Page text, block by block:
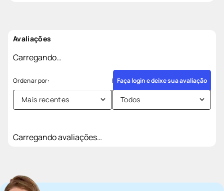
Avaliações
Carregando…
Faça login e deixe sua avaliação
Mais recentes Todos
Carregando avaliações…